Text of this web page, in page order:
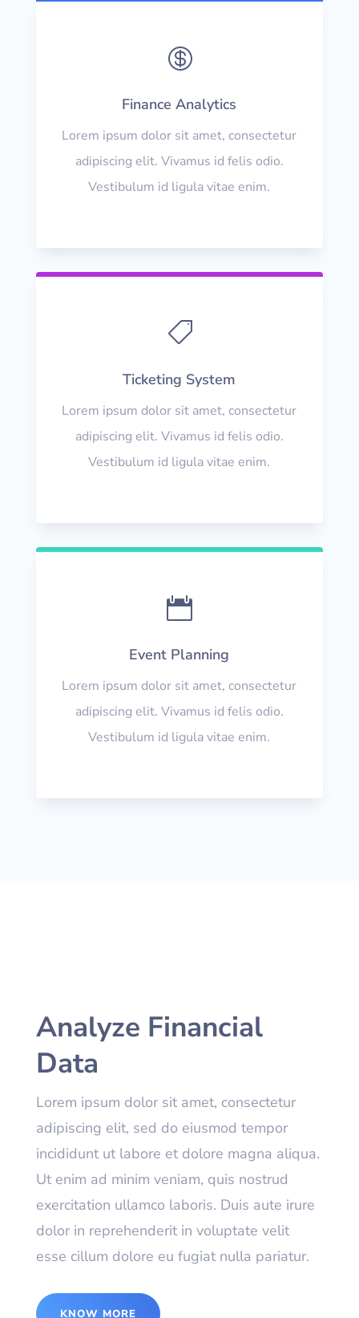

Finance Analytics
Lorem ipsum dolor sit amet, consectetur
adipiscing elit. Vivamus id felis odio.
Vestibulum id ligula vitae enim.

Ticketing System
Lorem ipsum dolor sit amet, consectetur
adipiscing elit. Vivamus id felis odio.
Vestibulum id ligula vitae enim.

Event Planning
Lorem ipsum dolor sit amet, consectetur
adipiscing elit. Vivamus id felis odio.
Vestibulum id ligula vitae enim.
Analyze Financial
Data
Lorem ipsum dolor sit amet, consectetur
adipiscing elit, sed do eiusmod tempor
incididunt ut labore et dolore magna aliqua.
Ut enim ad minim veniam, quis nostrud
exercitation ullamco laboris. Duis aute irure
dolor in reprehenderit in voluptate velit
esse cillum dolore eu fugiat nulla pariatur.
KNOW MORE